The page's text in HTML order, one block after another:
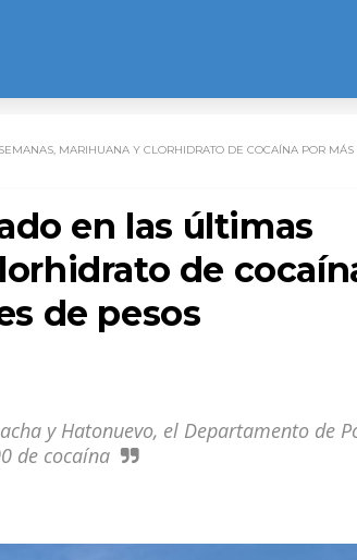
MARIHUANA Y CLORHIDRATO DE COCAÍNA POR
en las últimas
de
de pesos
y Hatonuevo, el Departamento de
de cocaína